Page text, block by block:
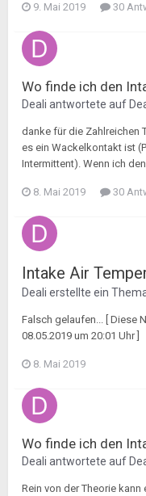
9. Mai 2019 30
Wo finde ich den
Deali antwortete auf
danke für die Zahlreichen
es ein Wackelkontakt ist
Intermittent). Wenn ich
8. Mai 2019 30
Intake Air
Deali erstellte ein
Falsch gelaufen... [ Diese
08.05.2019 um 20:01 Uhr ]
8. Mai 2019
Wo finde ich den
Deali antwortete auf
Rein von der Theorie